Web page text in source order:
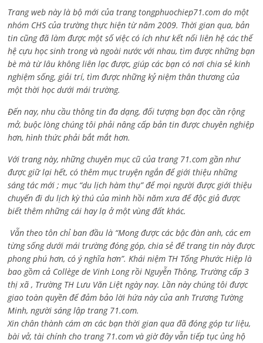
Trang web này là bộ mới của trang tongphuochiep71.com do một
nhóm CHS của trường thực hiện từ năm 2009. Thời gian qua, bản
tin cũng đã làm được một số việc có ích như kết nối liên hệ các thế
hệ cựu học sinh trong và ngoài nước với nhau, tìm được những bạn
bè mà từ lâu không liên lạc được, giúp các bạn có nơi chia sẻ kinh
nghiệm sống, giải trí, tìm được những kỷ niệm thân thương của
một thời học dưới mái trường.
Đến nay, nhu cầu thông tin đa dạng, đối tượng bạn đọc cần rộng
mở, buộc lòng chúng tôi phải nâng cấp bản tin được chuyên nghiệp
hơn, hình thức phải bắt mắt hơn.
Với trang này, những chuyên mục cũ của trang 71.com gần như
được giữ lại hết, có thêm mục truyện ngắn để giới thiệu những
sáng tác mới ; mục “du lịch hàm thụ” để mọi người được giới thiệu
chuyến đi du lịch kỳ thú của mình hồi năm xưa để độc giả được
biết thêm những cái hay lạ ở một vùng đất khác.
Vẫn theo tôn chỉ ban đầu là “Mong được các bậc đàn anh, các em
từng sống dưới mái trường đóng góp, chia sẻ để trang tin này được
phong phú hơn, có ý nghĩa hơn”. Khái niệm TH Tống Phước Hiệp là
bao gồm cả Collège de Vinh Long rồi Nguyễn Thông, Trường cấp 3
thị xã , Trường TH Lưu Văn Liệt ngày nay. Lần này chúng tôi được
giao toàn quyền để đảm bảo lời hứa này của anh Trương Tường
Minh, người sáng lập trang 71.com.
Xin chân thành cám ơn các bạn thời gian qua đã đóng góp tư liệu,
bài vở, tài chính cho trang 71.com và giờ đây vẫn tiếp tục ủng hộ